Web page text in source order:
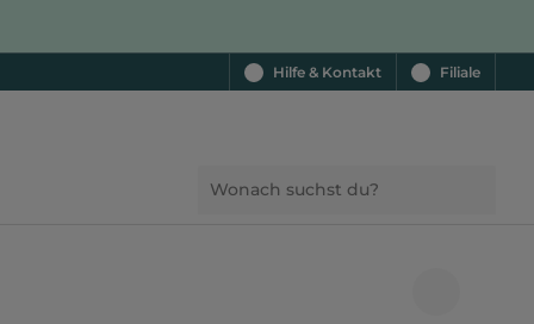
Hilfe & Kontakt Filiale